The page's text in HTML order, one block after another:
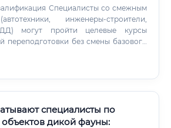
Специалисты со смежным
инженеры-строители,
могут пройти целевые курсы
переподготовки без смены базового
учреждениях — Российском
для получения права на
судебных экспертиз.
специалисты по
дикой фауны: